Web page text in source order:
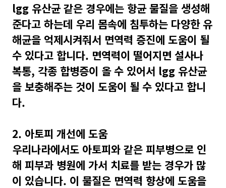
lgg 유산균 같은 경우에는 항균 물질을 생성해
준다고 하는데 우리 몸속에 침투하는 다양한 유
해균을 억제시켜줘서 면역력 증진에 도움이 될
수 있다고 합니다. 면역력이 떨어지면 설사나
복통, 각종 합병증이 올 수 있어서 lgg 유산균
을 보충해주는 것이 도움이 될 수 있다고 합니
다.
2. 아토피 개선에 도움
우리나라에서도 아토피와 같은 피부병으로 인
해 피부과 병원에 가서 치료를 받는 경우가 많
이 있습니다. 이 물질은 면역력 향상에 도움을